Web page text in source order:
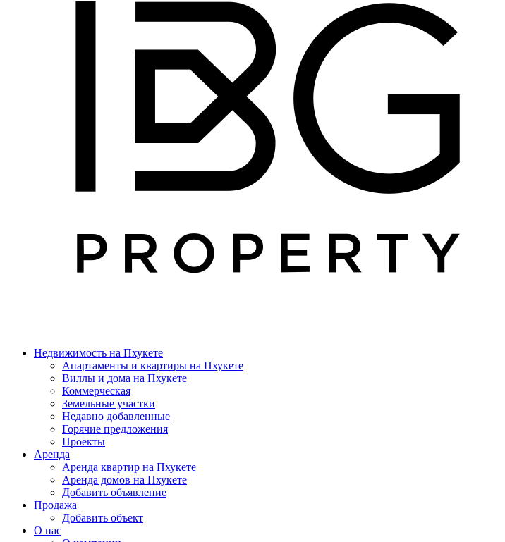
Недвижимость на Пхукете
Апартаменты и квартиры на Пхукете
Виллы и дома на Пхукете
Коммерческая
Земельные участки
Недавно добавленные
Горячие предложения
Проекты
Аренда
Аренда квартир на Пхукете
Аренда домов на Пхукете
Добавить объявление
Продажа
Добавить объект
О нас